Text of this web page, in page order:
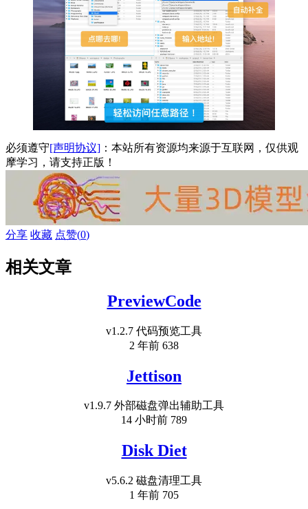
必须遵守[声明协议] ：本站所有资源均来源于互联网，仅供观
摩学习，请支持正版！
分享 收藏 点赞(0)
相关文章
PreviewCode
v1.2.7 代码预览工具
2 年前 638
Jettison
v1.9.7 外部磁盘弹出辅助工具
14 小时前 789
Disk Diet
v5.6.2 磁盘清理工具
1 年前 705